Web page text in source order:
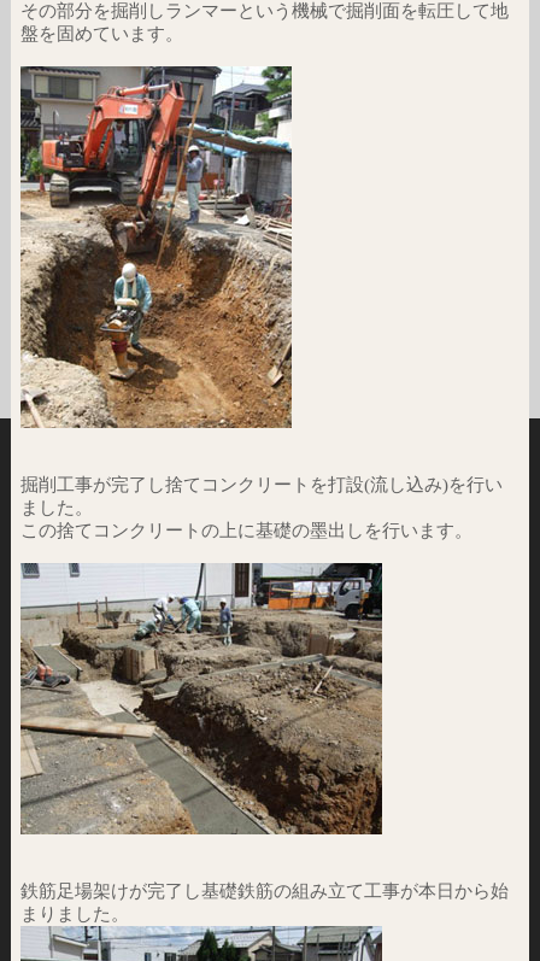
その部分を掘削しランマーという機械で掘削面を転圧して地
盤を固めています。
掘削工事が完了し捨てコンクリートを打設(流し込み)を行い
ました。
この捨てコンクリートの上に基礎の墨出しを行います。
鉄筋足場架けが完了し基礎鉄筋の組み立て工事が本日から始
まりました。